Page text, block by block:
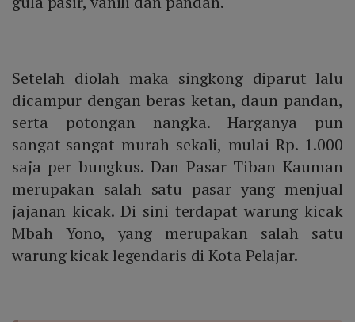
Setelah diolah maka singkong diparut lalu
dicampur dengan beras ketan, daun pandan,
serta potongan nangka. Harganya pun
sangat-sangat murah sekali, mulai Rp. 1.000
saja per bungkus. Dan Pasar Tiban Kauman
merupakan salah satu pasar yang menjual
jajanan kicak. Di sini terdapat warung kicak
Mbah Yono, yang merupakan salah satu
warung kicak legendaris di Kota Pelajar.